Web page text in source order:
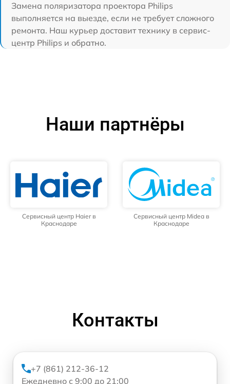
Замена поляризатора проектора Philips
выполняется на выезде, если не требует сложного
ремонта. Наш курьер доставит технику в сервис-
центр Philips и обратно.
Наши партнёры
Сервисный центр Haier в
Краснодаре
Сервисный центр Midea в
Краснодаре
Контакты
+7 (861) 212-36-12
Ежедневно с 9:00 до 21:00